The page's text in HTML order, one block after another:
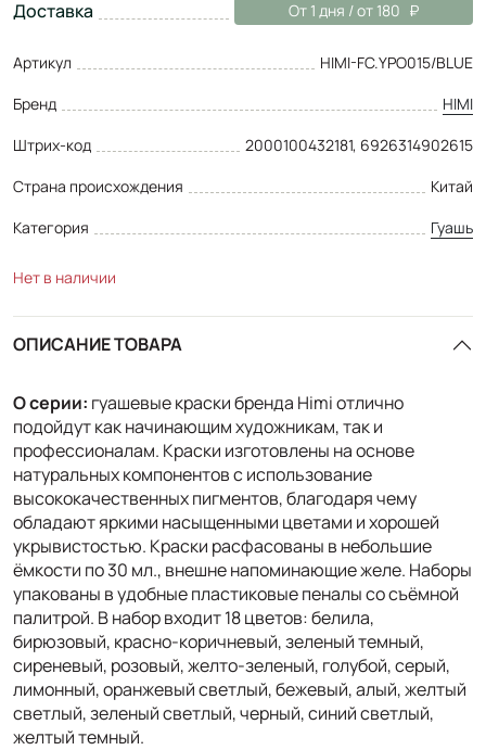
Доставка От 1 дня / от 180
Артикул
HIMI-FC.YPO015/BLUE
Бренд
HIMI
Штрих-код
2000100432181, 6926314902615
Страна происхождения
Китай
Категория
Гуашь
Нет в наличии
ОПИСАНИЕ ТОВАРА
О серии: гуашевые краски бренда Himi отлично
подойдут как начинающим художникам, так и
профессионалам. Краски изготовлены на основе
натуральных компонентов с использование
высококачественных пигментов, благодаря чему
обладают яркими насыщенными цветами и хорошей
укрывистостью. Краски расфасованы в небольшие
ёмкости по 30 мл., внешне напоминающие желе. Наборы
упакованы в удобные пластиковые пеналы со съёмной
палитрой. В набор входит 18 цветов: белила,
бирюзовый, красно-коричневый, зеленый темный,
сиреневый, розовый, желто-зеленый, голубой, серый,
лимонный, оранжевый светлый, бежевый, алый, желтый
светлый, зеленый светлый, черный, синий светлый,
желтый темный.